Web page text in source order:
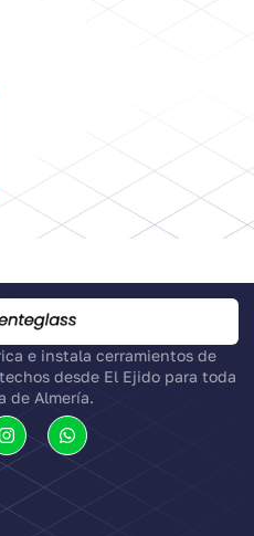
e instala cerramientos de
desde El Ejido para toda
de Almería.